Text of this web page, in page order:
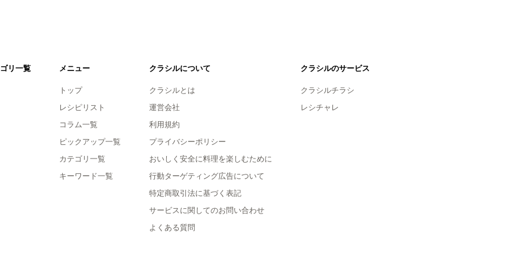
リ一覧 メニュー
トップ
レシピリスト
コラム一覧
ピックアップ一覧
カテゴリ一覧
キーワード一覧
クラシルについて
クラシルとは
運営会社
利用規約
プライバシーポリシー
おいしく安全に料理を楽しむために
行動ターゲティング広告について
特定商取引法に基づく表記
サービスに関してのお問い合わせ
よくある質問
クラシルのサービス
クラシルチラシ
レシチャレ